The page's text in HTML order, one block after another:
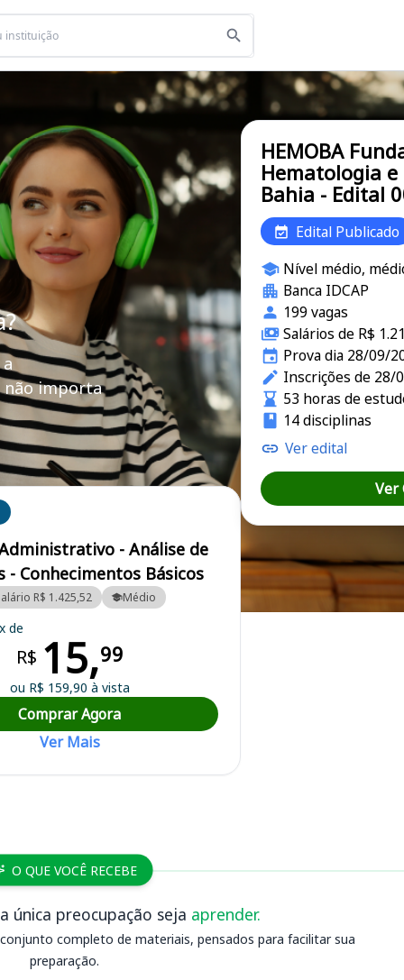
não importa
Bahia
- Análise de
- Conhecimentos Básicos
R$ 1.425,52 Médio
de
R$ 15,99
ou R$ 159,90 à vista
Comprar Agora
Ver Mais
HEMOBA
Hematologia
Bahia - Edital
Edital Publicado
Nível médio,
Banca IDCAP
199 vagas
Salários de R$
Prova dia 28/09/
Inscrições de 28/
53 horas de
14 disciplinas
Ver edital
Ver
O QUE VOCÊ RECEBE
única preocupação seja aprender.
completo de materiais, pensados para facilitar sua
preparação.